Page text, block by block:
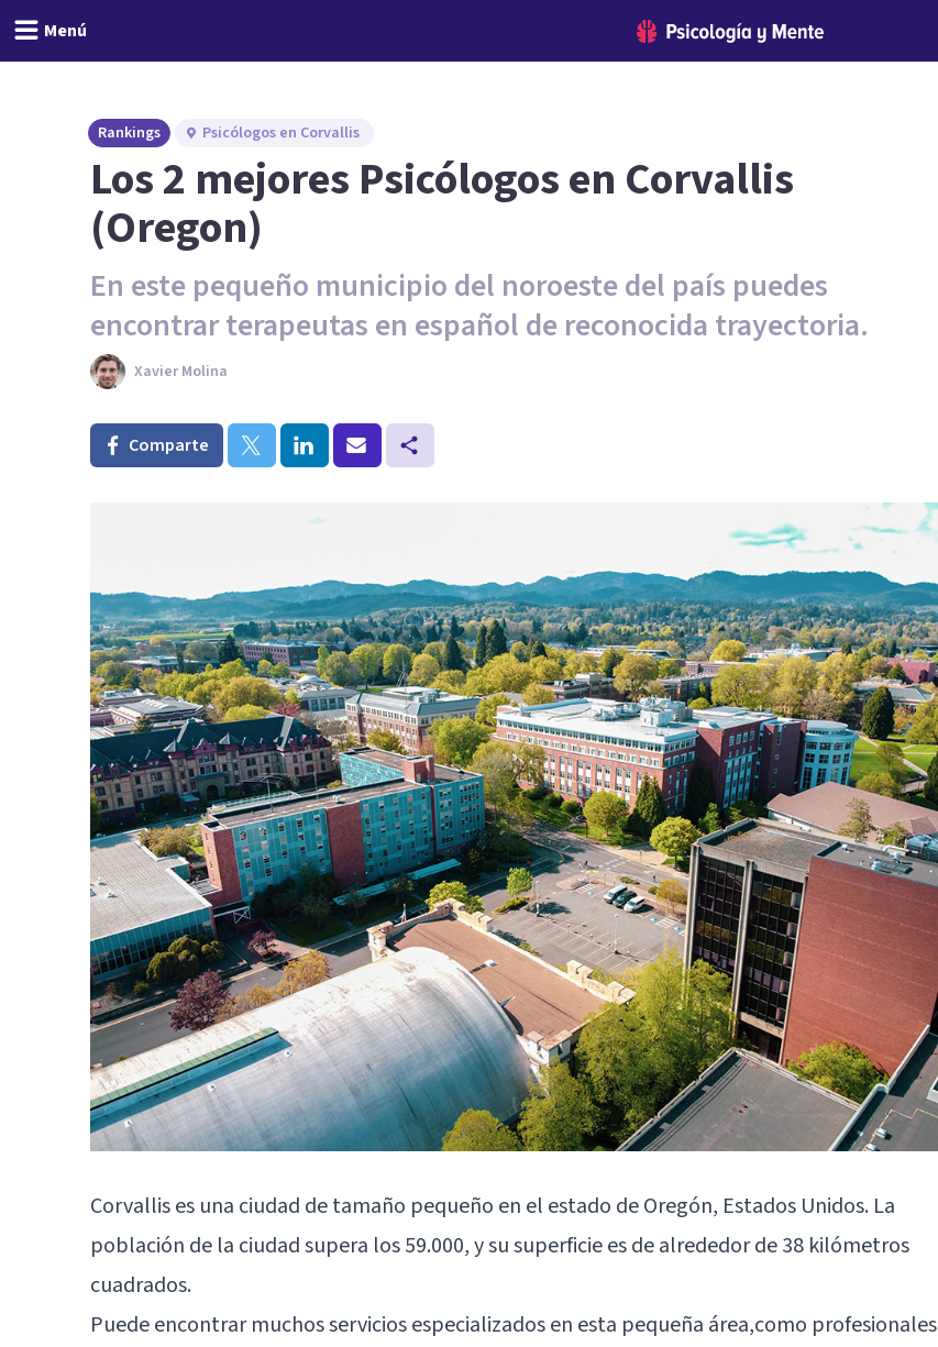
Menú
Rankings Psicólogos en Corvallis
Los 2 mejores Psicólogos en Corvallis
(Oregon)
En este pequeño municipio del noroeste del país puedes
encontrar terapeutas en español de reconocida trayectoria.
Xavier Molina
Comparte
Corvallis es una ciudad de tamaño pequeño en el estado de Oregón, Estados Unidos. La
población de la ciudad supera los 59.000, y su superficie es de alrededor de 38 kilómetros
cuadrados.
Puede encontrar muchos servicios especializados en esta pequeña área,como profesionales